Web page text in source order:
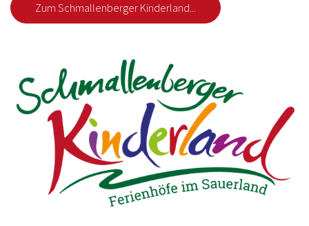
Zum Schmallenberger Kinderland...